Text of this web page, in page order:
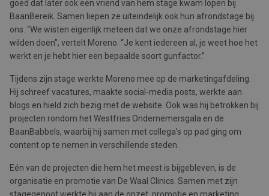
goed dat later ook een vriend van hem stage kwam lopen bij
BaanBereik. Samen liepen ze uiteindelijk ook hun afrondstage bij
ons. “We wisten eigenlijk meteen dat we onze afrondstage hier
wilden doen”, vertelt Moreno. “Je kent iedereen al, je weet hoe het
werkt en je hebt hier een bepaalde soort gunfactor.”
Tijdens zijn stage werkte Moreno mee op de marketingafdeling.
Hij schreef vacatures, maakte social-media posts, werkte aan
blogs en hield zich bezig met de website. Ook was hij betrokken bij
projecten rondom het Westfries Ondernemersgala en de
BaanBabbels, waarbij hij samen met collega’s op pad ging om
content op te nemen in verschillende steden.
Eén van de projecten die hem het meest is bijgebleven, is de
organisatie en promotie van De Waal Clinics. Samen met zijn